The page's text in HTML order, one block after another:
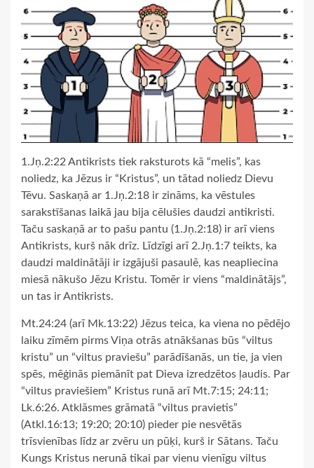
1.Jņ.2:22 Antikrists tiek raksturots kā “melis”, kas
noliedz, ka Jēzus ir “Kristus”, un tātad noliedz Dievu
Tēvu. Saskaņā ar 1.Jņ.2:18 ir zināms, ka vēstules
sarakstīšanas laikā jau bija cēlušies daudzi antikristi.
Taču saskaņā ar to pašu pantu (1.Jņ.2:18) ir arī viens
Antikrists, kurš nāk drīz. Līdzīgi arī 2.Jņ.1:7 teikts, ka
daudzi maldinātāji ir izgājuši pasaulē, kas neapliecina
miesā nākušo Jēzu Kristu. Tomēr ir viens “maldinātājs”,
un tas ir Antikrists.
Mt.24:24 (arī Mk.13:22) Jēzus teica, ka viena no pēdējo
laiku zīmēm pirms Viņa otrās atnākšanas būs “viltus
kristu” un “viltus praviešu” parādīšanās, un tie, ja vien
spēs, mēģinās piemānīt pat Dieva izredzētos ļaudis. Par
“viltus praviešiem” Kristus runā arī Mt.7:15; 24:11;
Lk.6:26. Atklāsmes grāmatā “viltus pravietis”
(Atkl.16:13; 19:20; 20:10) pieder pie nesvētās
trīsvienības līdz ar zvēru un pūķi, kurš ir Sātans. Taču
Kungs Kristus nerunā tikai par vienu vienīgu viltus